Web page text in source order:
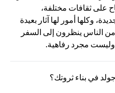
على ثقافات مختلفة،
وكلها أمور لها آثار بعيدة
من الناس ينظرون إلى السفر
مجرد رفاهية.